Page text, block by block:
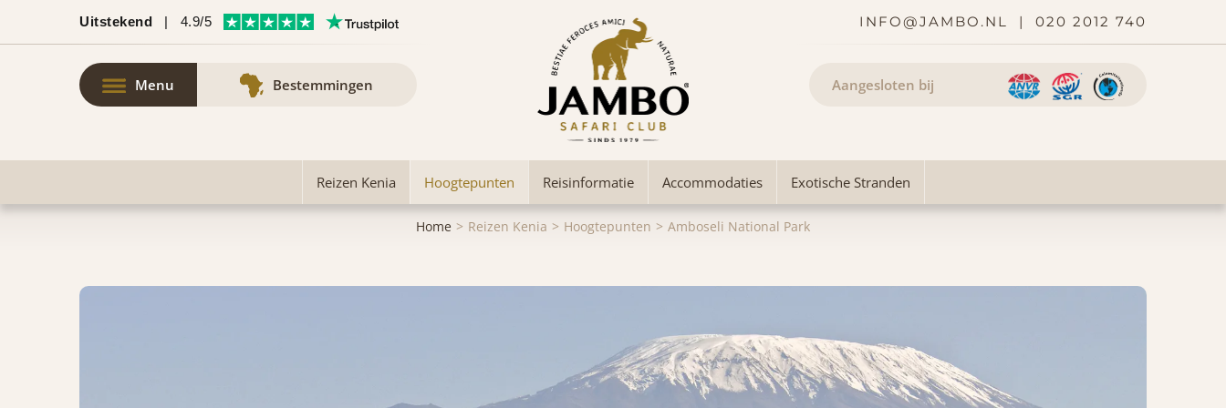
Uitstekend | 4.9/5 INFO@JAMBO.NL | 020 2012 740
Menu Bestemmingen Aangesloten bij
Reizen Kenia Hoogtepunten Reisinformatie Accommodaties Exotische Stranden
Home Reizen Kenia Hoogtepunten Amboseli National Park